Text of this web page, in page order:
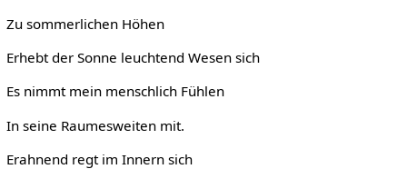
Zu sommerlichen Höhen
Erhebt der Sonne leuchtend Wesen sich
Es nimmt mein menschlich Fühlen
In seine Raumesweiten mit.
Erahnend regt im Innern sich